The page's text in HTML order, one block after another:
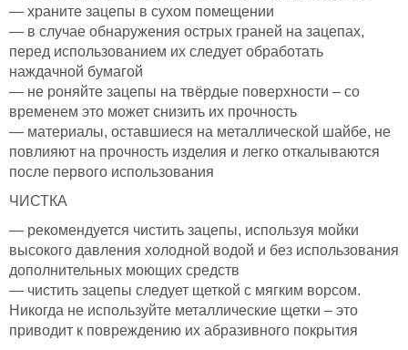
— храните зацепы в сухом помещении
— в случае обнаружения острых граней на зацепах,
перед использованием их следует обработать
наждачной бумагой
— не роняйте зацепы на твёрдые поверхности – со
временем это может снизить их прочность
— материалы, оставшиеся на металлической шайбе, не
повлияют на прочность изделия и легко откалываются
после первого использования
ЧИСТКА
— рекомендуется чистить зацепы, используя мойки
высокого давления холодной водой и без использования
дополнительных моющих средств
— чистить зацепы следует щеткой с мягким ворсом.
Никогда не используйте металлические щетки – это
приводит к повреждению их абразивного покрытия